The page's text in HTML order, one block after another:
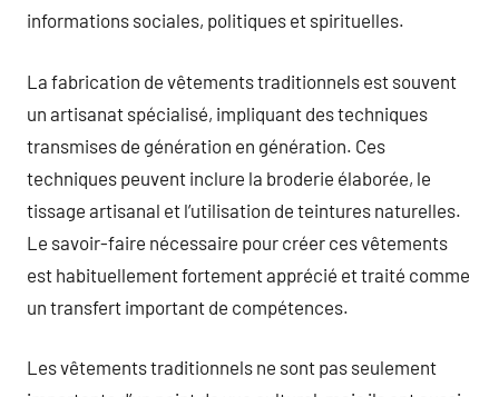
informations sociales, politiques et spirituelles.
La fabrication de vêtements traditionnels est souvent
un artisanat spécialisé, impliquant des techniques
transmises de génération en génération. Ces
techniques peuvent inclure la broderie élaborée, le
tissage artisanal et l’utilisation de teintures naturelles.
Le savoir-faire nécessaire pour créer ces vêtements
est habituellement fortement apprécié et traité comme
un transfert important de compétences.
Les vêtements traditionnels ne sont pas seulement